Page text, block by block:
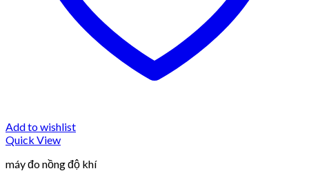
Add to wishlist
Quick View
máy đo nồng độ khí